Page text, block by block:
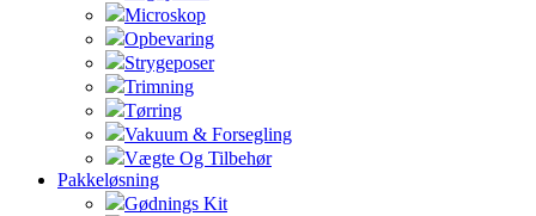
Microskop
Opbevaring
Strygeposer
Trimning
Tørring
Vakuum & Forsegling
Vægte Og Tilbehør
Pakkeløsning
Gødnings Kit